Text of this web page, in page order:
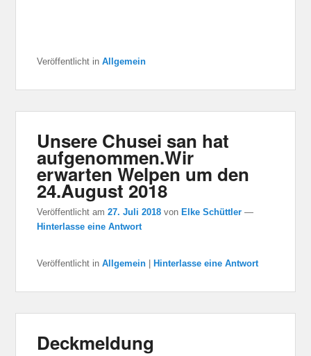
Veröffentlicht in Allgemein
Unsere Chusei san hat
aufgenommen.Wir
erwarten Welpen um den
24.August 2018
Veröffentlicht am27. Juli 2018 vonElke Schüttler —
Hinterlasse eine Antwort
Veröffentlicht in Allgemein |Hinterlasse eine Antwort
Deckmeldung